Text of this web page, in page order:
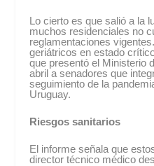
Lo cierto es que salió a la
muchos residenciales no
reglamentaciones
geriátricos en estado
que presentó el Ministerio
abril a senadores que
seguimiento de la
Uruguay.
Riesgos sanitarios
El informe señala que
director técnico médico